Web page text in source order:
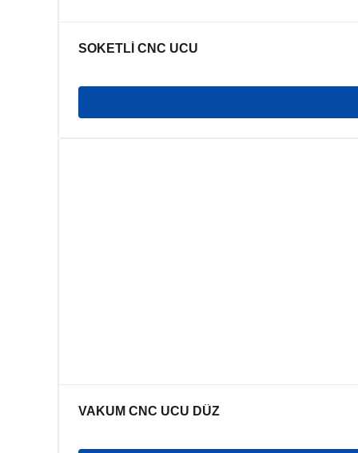
SOKETLİ CNC UCU
VAKUM CNC UCU DÜZ